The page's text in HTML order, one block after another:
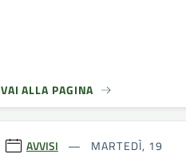
VAI ALLA PAGINA
AVVISI
MARTEDÌ, 19